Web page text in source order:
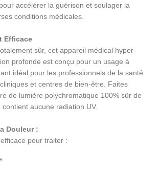
accélérer la guérison et soulager la
conditions médicales.
Efficace
sûr, cet appareil médical hyper-
profonde est conçu pour un usage à
idéal pour les professionnels de la santé
et centres de bien-être. Faites
de lumière polychromatique 100% sûr de
aucune radiation UV.
Douleur :
pour traiter :